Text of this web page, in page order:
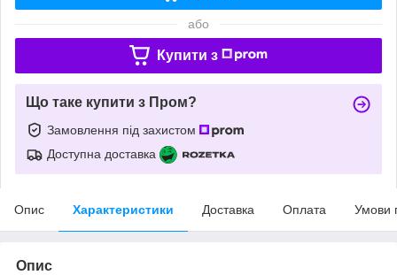
або
Купити з
Що таке купити з Пром?
Замовлення під захистом
Доступна доставка
Опис Характеристики Доставка Оплата Умови
Опис